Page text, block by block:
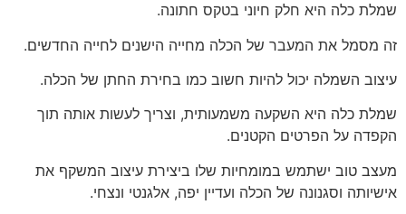
שמלת כלה היא חלק חיוני בטקס חתונה.
זה מסמל את המעבר של הכלה מחייה הישנים לחייה החדשים.
עיצוב השמלה יכול להיות חשוב כמו בחירת החתן של הכלה.
שמלת כלה היא השקעה משמעותית, וצריך לעשות אותה תוך
הקפדה על הפרטים הקטנים.
מעצב טוב ישתמש במומחיות שלו ביצירת עיצוב המשקף את
אישיותה וסגנונה של הכלה ועדיין יפה, אלגנטי ונצחי.